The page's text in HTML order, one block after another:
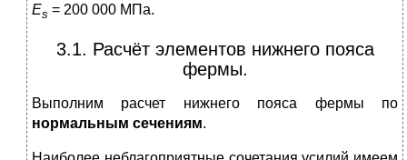
Es = 200 000 МПа.
3.1. Расчёт элементов нижнего пояса
фермы.
Выполним расчет нижнего пояса фермы по
нормальным сечениям.